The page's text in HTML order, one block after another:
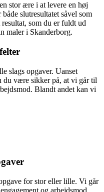
stor ære i at levere en høj
slutresultatet såvel som
som du er fuldt ud
maler i Skanderborg.
slags opgaver. Uanset
du være sikker på, at vi går til
Blandt andet kan vi
for stor eller lille. Vi går